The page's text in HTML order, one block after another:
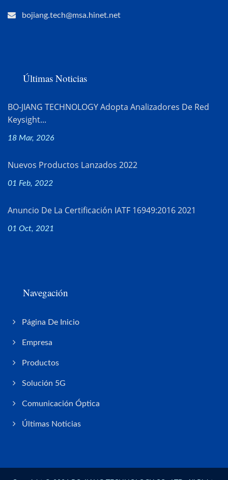
bojiang.tech@msa.hinet.net
Últimas Noticias
BO-JIANG TECHNOLOGY Adopta Analizadores De Red
Keysight...
18 Mar, 2026
Nuevos Productos Lanzados 2022
01 Feb, 2022
Anuncio De La Certificación IATF 16949:2016 2021
01 Oct, 2021
Navegación
Página De Inicio
Empresa
Productos
Solución 5G
Comunicación Óptica
Últimas Noticias